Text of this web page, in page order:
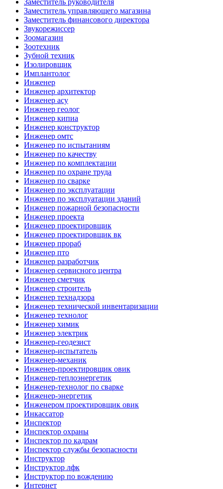
Заместитель руководителя
Заместитель управляющего магазина
Заместитель финансового директора
Звукорежиссер
Зоомагазин
Зоотехник
Зубной техник
Изолировщик
Имплантолог
Инженер
Инженер архитектор
Инженер асу
Инженер геолог
Инженер кипиа
Инженер конструктор
Инженер омтс
Инженер по испытаниям
Инженер по качеству
Инженер по комплектации
Инженер по охране труда
Инженер по сварке
Инженер по эксплуатации
Инженер по эксплуатации зданий
Инженер пожарной безопасности
Инженер проекта
Инженер проектировщик
Инженер проектировщик вк
Инженер прораб
Инженер пто
Инженер разработчик
Инженер сервисного центра
Инженер сметчик
Инженер строитель
Инженер технадзора
Инженер технической инвентаризации
Инженер технолог
Инженер химик
Инженер электрик
Инженер-геодезист
Инженер-испытатель
Инженер-механик
Инженер-проектировщик овик
Инженер-теплоэнергетик
Инженер-технолог по сварке
Инженер-энергетик
Инженером проектировщик овик
Инкассатор
Инспектор
Инспектор охраны
Инспектор по кадрам
Инспектор службы безопасности
Инструктор
Инструктор лфк
Инструктор по вождению
Интернет